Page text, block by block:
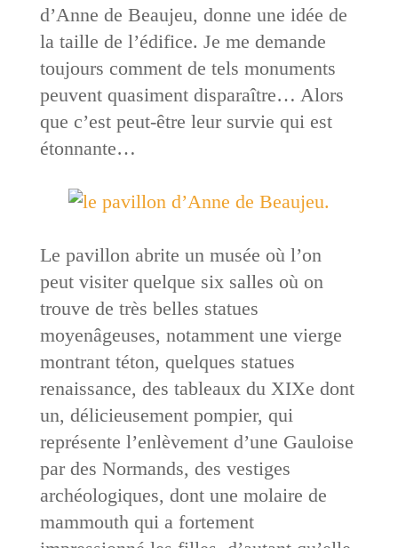
d’Anne de Beaujeu, donne une idée de
la taille de l’édifice. Je me demande
toujours comment de tels monuments
peuvent quasiment disparaître… Alors
que c’est peut-être leur survie qui est
étonnante…
Le pavillon abrite un musée où l’on
peut visiter quelque six salles où on
trouve de très belles statues
moyenâgeuses, notamment une vierge
montrant téton, quelques statues
renaissance, des tableaux du XIXe dont
un, délicieusement pompier, qui
représente l’enlèvement d’une Gauloise
par des Normands, des vestiges
archéologiques, dont une molaire de
mammouth qui a fortement